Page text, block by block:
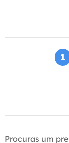
1
Procuras um